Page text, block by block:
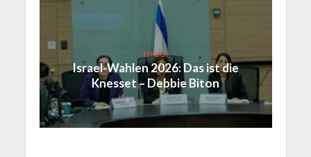
Israel
Israel-Wahlen 2026: Das ist die
Knesset – Debbie Biton